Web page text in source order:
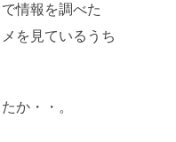
情報を調べた
を見ているうち
か・・。